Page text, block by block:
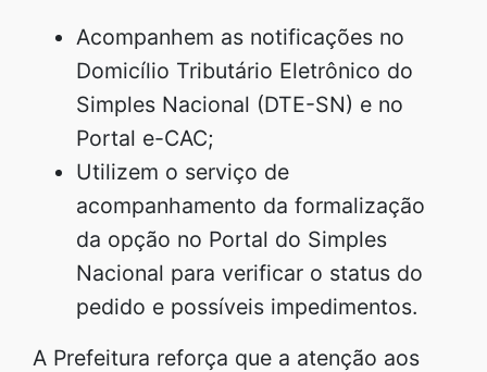
Acompanhem as notificações no
Domicílio Tributário Eletrônico do
Simples Nacional (DTE-SN) e no
Portal e-CAC;
Utilizem o serviço de
acompanhamento da formalização
da opção no Portal do Simples
Nacional para verificar o status do
pedido e possíveis impedimentos.
A Prefeitura reforça que a atenção aos